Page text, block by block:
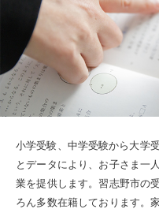
小学受験、中学受験から大学
とデータにより、お子さま一
業を提供します。 習志野市の
ろん多数在籍しております。